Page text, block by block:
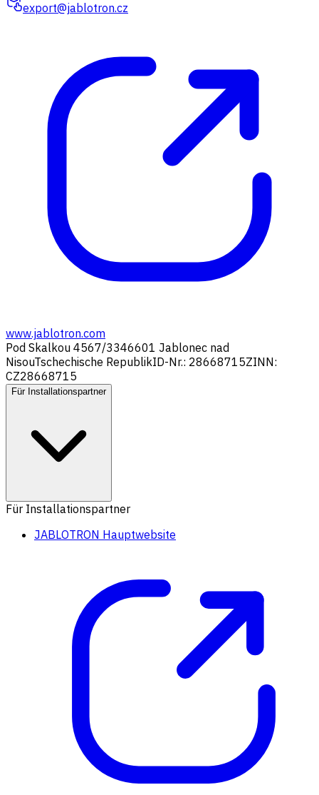
export@jablotron.cz
www.jablotron.com
Pod Skalkou 4567/3346601 Jablonec nad
NisouTschechische RepublikID-Nr.: 28668715ZINN:
CZ28668715
Für Installationspartner
Für Installationspartner
JABLOTRON Hauptwebsite